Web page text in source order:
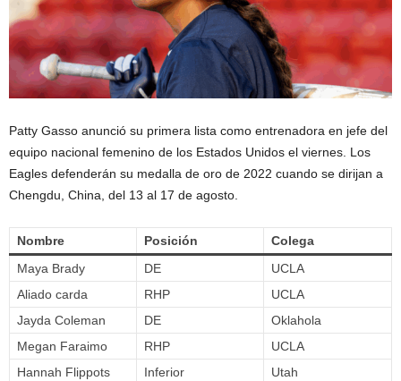
Patty Gasso anunció su primera lista como entrenadora en jefe del
equipo nacional femenino de los Estados Unidos el viernes. Los
Eagles defenderán su medalla de oro de 2022 cuando se dirijan a
Chengdu, China, del 13 al 17 de agosto.
Nombre Posición
Colega
Maya Brady
DE
UCLA
Aliado carda
RHP
UCLA
Jayda Coleman
DE
Oklahola
Megan Faraimo
RHP
UCLA
Hannah Flippots
Inferior
Utah